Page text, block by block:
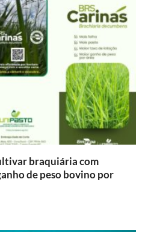
braquiária com
de peso bovino por